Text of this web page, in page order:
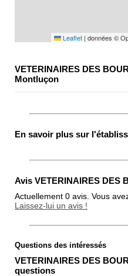
Leaflet | données ©
VETERINAIRES DES
Montluçon
En savoir plus sur
Avis VETERINAIRES DES
Actuellement 0 avis. Vous
Laissez-lui un avis !
Note globale
Propreté
Questions des intéressés
VETERINAIRES DES
questions